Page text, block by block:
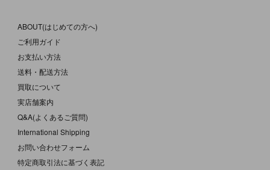
ABOUT(はじめての方へ)
ご利用ガイド
お支払い方法
送料・配送方法
買取について
実店舗案内
Q&A(よくあるご質問)
International Shipping
お問い合わせフォーム
特定商取引法に基づく表記